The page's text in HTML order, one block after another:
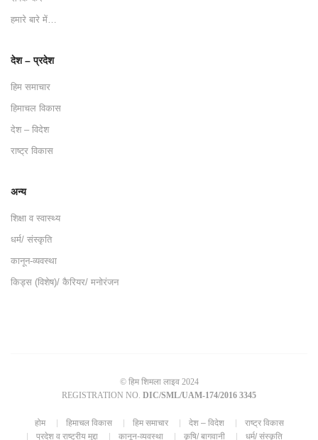
हमारे बारे में…
देश – प्रदेश
हिम समाचार
हिमाचल विकास
देश – विदेश
राष्ट्र विकास
अन्य
शिक्षा व स्वास्थ्य
धर्म/ संस्कृति
कानून-व्यवस्था
किड्स (विशेष)/ कैरियर/ मनोरंजन
© हिम शिमला लाइव 2024
REGISTRATION NO. DIC/SML/UAM-174/2016 3345
होम हिमाचल विकास हिम समाचार देश – विदेश
राष्ट्र विकास
प्रदेश व राष्ट्रीय मुद्दा
कानून-व्यवस्था कृषि/ बागवानी धर्म/ संस्कृति